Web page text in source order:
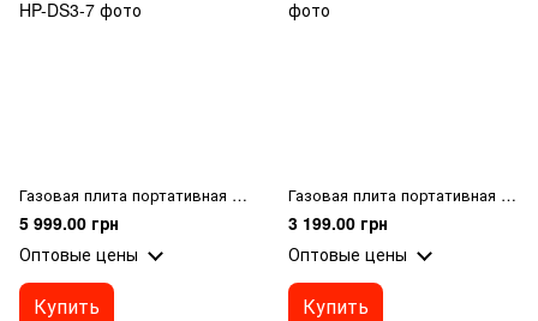
Газовая плита портативная туристическая с грилем
5 999.00 грн
Оптовые цены
Купить
Газовая плита портативная кемпинговая с пьезоподжигом
3 199.00 грн
Оптовые цены
Купить